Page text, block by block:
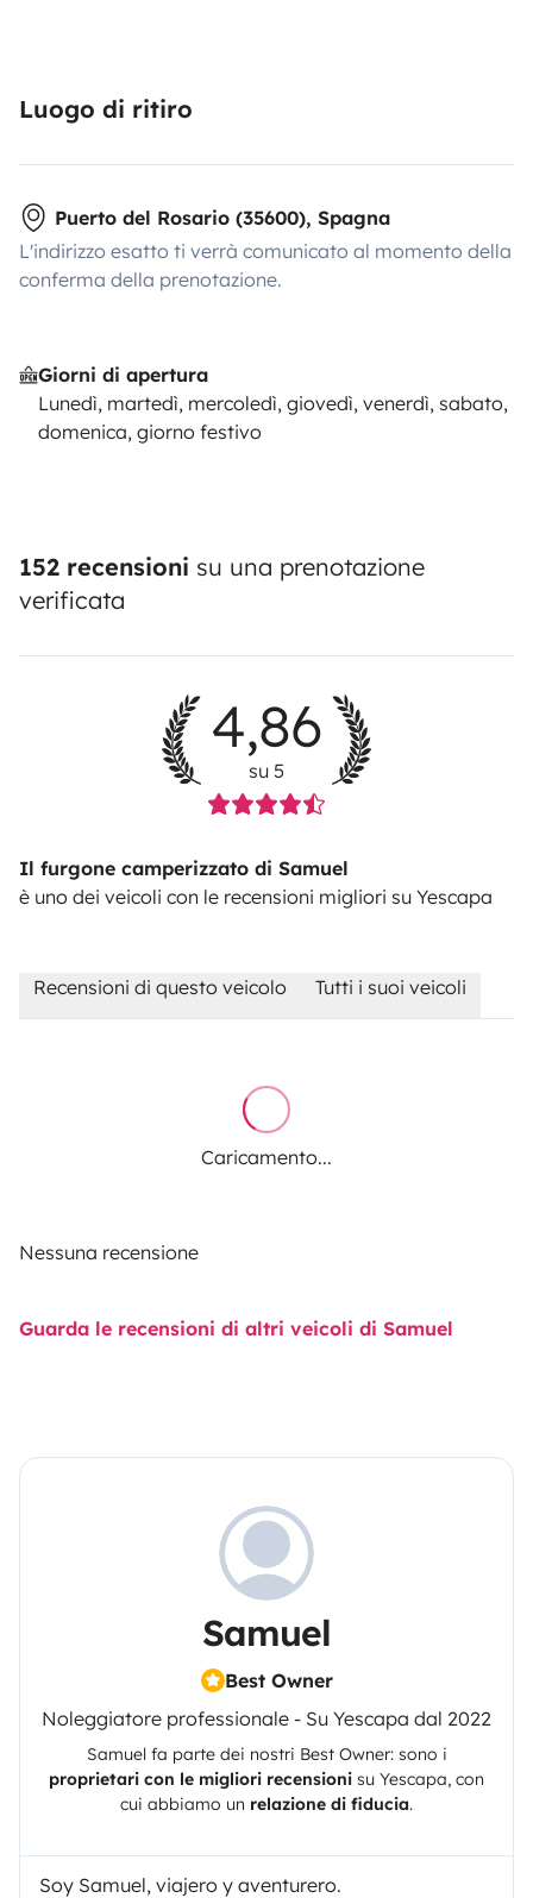
Luogo di ritiro
Puerto del Rosario (35600), Spagna
L'indirizzo esatto ti verrà comunicato al momento della
conferma della prenotazione.
Giorni di apertura
Lunedì, martedì, mercoledì, giovedì, venerdì, sabato,
domenica, giorno festivo
152 recensioni su una prenotazione
verificata
4,86
su 5
Il furgone camperizzato di Samuel
è uno dei veicoli con le recensioni migliori su Yescapa
Recensioni di questo veicolo Tutti i suoi veicoli
Caricamento...
Nessuna recensione
Guarda le recensioni di altri veicoli di Samuel
Samuel
Best Owner
Noleggiatore professionale - Su Yescapa dal 2022
Samuelfa parte dei nostri Best Owner: sono i
proprietari con le migliori recensioni su Yescapa, con
cui abbiamo un relazione di fiducia.
Soy Samuel, viajero y aventurero.